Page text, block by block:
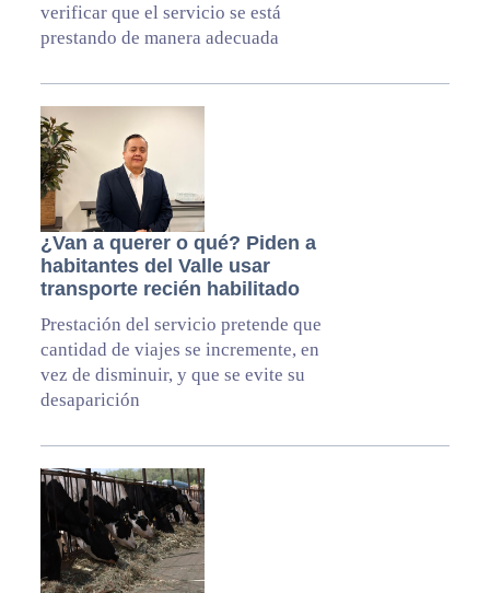
verificar que el servicio se está
prestando de manera adecuada
¿Van a querer o qué? Piden a
habitantes del Valle usar
transporte recién habilitado
Prestación del servicio pretende que
cantidad de viajes se incremente, en
vez de disminuir, y que se evite su
desaparición